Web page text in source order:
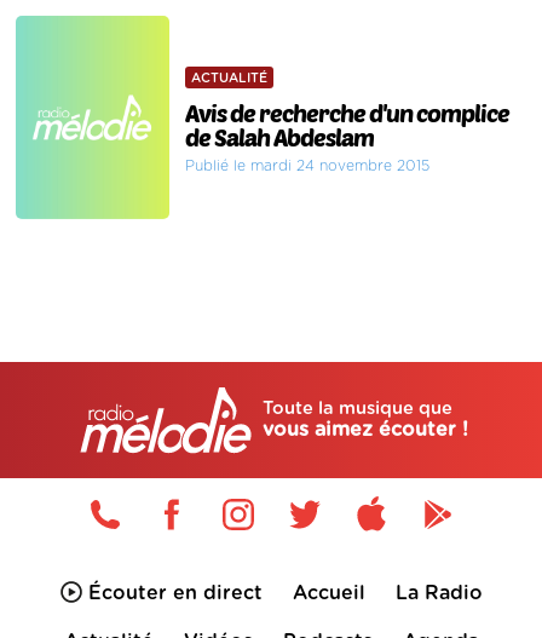
ACTUALITÉ
Avis de recherche d'un complice
de Salah Abdeslam
Publié le mardi 24 novembre 2015
Toute la musique que
vous aimez écouter !
Écouter en direct Accueil La Radio